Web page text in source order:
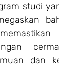
studi
dan